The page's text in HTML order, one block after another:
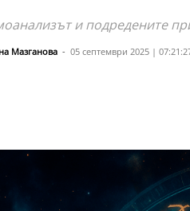
и подредените
Мазганова - 05 септември 2025 |